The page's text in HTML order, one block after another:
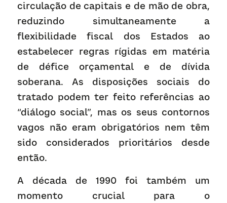
circulação de capitais e de mão de obra,
reduzindo simultaneamente a
flexibilidade fiscal dos Estados ao
estabelecer regras rígidas em matéria
de défice orçamental e de dívida
soberana. As disposições sociais do
tratado podem ter feito referências ao
“diálogo social”, mas os seus contornos
vagos não eram obrigatórios nem têm
sido considerados prioritários desde
então.
A década de 1990 foi também um
momento crucial para o